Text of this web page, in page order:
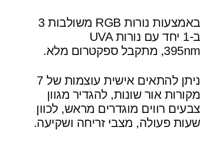
באמצעות נורות RGB משולבות 3
ב-1 יחד עם נורות UVA
395nm, מתקבל ספקטרום מלא.
ניתן להתאים אישית עוצמות של 7
מקורות אור שונות, להגדיר מגוון
צבעים רווים מוגדרים מראש, לכוון
שעות פעולה, מצבי זריחה ושקיעה.